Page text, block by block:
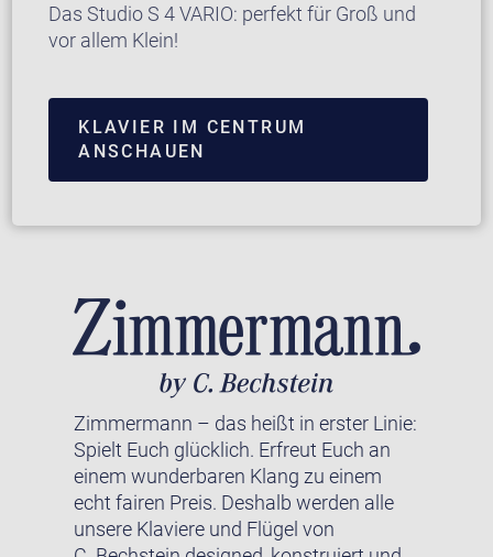
Das Studio S 4 VARIO: perfekt für Groß und
vor allem Klein!
KLAVIER IM CENTRUM
ANSCHAUEN
Zimmermann – das heißt in erster Linie:
Spielt Euch glücklich. Erfreut Euch an
einem wunderbaren Klang zu einem
echt fairen Preis. Deshalb werden alle
unsere Klaviere und Flügel von